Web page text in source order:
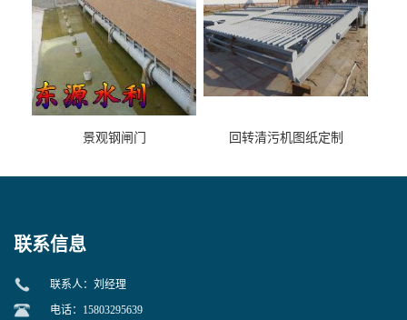
景观钢闸门 回转清污机图纸定制
联系信息
联系人：刘经理
电话：15803295639